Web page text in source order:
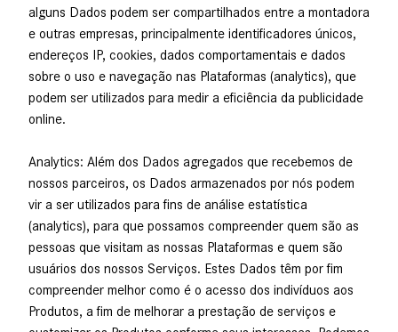
alguns Dados podem ser compartilhados entre a montadora
e outras empresas, principalmente identificadores únicos,
endereços IP, cookies, dados comportamentais e dados
sobre o uso e navegação nas Plataformas (analytics), que
podem ser utilizados para medir a eficiência da publicidade
online.
Analytics: Além dos Dados agregados que recebemos de
nossos parceiros, os Dados armazenados por nós podem
vir a ser utilizados para fins de análise estatística
(analytics), para que possamos compreender quem são as
pessoas que visitam as nossas Plataformas e quem são
usuários dos nossos Serviços. Estes Dados têm por fim
compreender melhor como é o acesso dos indivíduos aos
Produtos, a fim de melhorar a prestação de serviços e